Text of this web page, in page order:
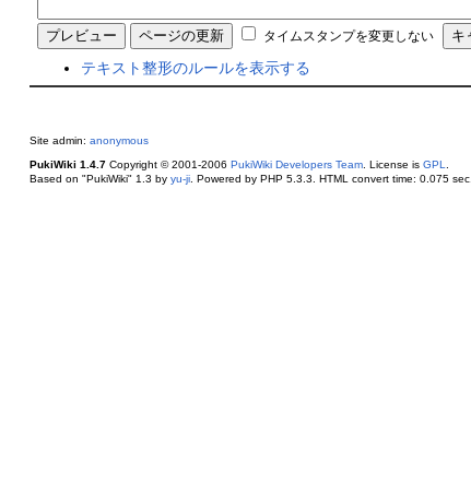
タイムスタンプを変更しない
テキスト整形のルールを表示する
Site admin: anonymous
PukiWiki 1.4.7Copyright © 2001-2006 PukiWiki Developers Team. License is GPL
Based on "PukiWiki" 1.3 by yu-ji. Powered by PHP 5.3.3. HTML convert time: 0.075 sec.